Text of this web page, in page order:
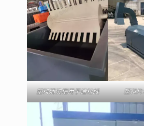
塑料清洗槽用于造粒线 塑料